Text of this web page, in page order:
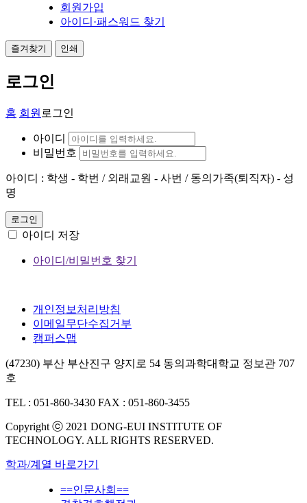
회원가입
아이디·패스워드 찾기
즐겨찾기 인쇄
로그인
홈 회원 로그인
아이디
비밀번호
아이디 : 학생 - 학번 / 외래교원 - 사번 / 동의가족(퇴직자) - 성
명
로그인
아이디 저장
아이디/비밀번호 찾기
개인정보처리방침
이메일무단수집거부
캠퍼스맵
(47230) 부산 부산진구 양지로 54 동의과학대학교 정보관 707
호
TEL : 051-860-3430 FAX : 051-860-3455
Copyright ⓒ 2021 DONG-EUI INSTITUTE OF
TECHNOLOGY. ALL RIGHTS RESERVED.
학과/계열 바로가기
==인문사회==